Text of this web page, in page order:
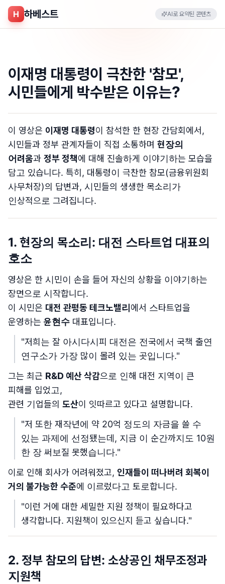
H 하베스트 AI로 요약된 콘텐츠
이재명 대통령이 극찬한 '참모',
시민들에게 박수받은 이유는?
이 영상은 이재명 대통령이 참석한 한 현장 간담회에서,
시민들과 정부 관계자들이 직접 소통하며 현장의
어려움과 정부 정책에 대해 진솔하게 이야기하는 모습을
담고 있습니다. 특히, 대통령이 극찬한 참모(금융위원회
사무처장)의 답변과, 시민들의 생생한 목소리가
인상적으로 그려집니다.
1. 현장의 목소리: 대전 스타트업 대표의
호소
영상은 한 시민이 손을 들어 자신의 상황을 이야기하는
장면으로 시작합니다.
이 시민은 대전 관평동 테크노밸리 에서 스타트업을
운영하는 윤현수 대표입니다.
"저희는 잘 아시다시피 대전은 전국에서 국책 출연
연구소가 가장 많이 몰려 있는 곳입니다."
그는 최근 R&D 예산 삭감으로 인해 대전 지역이 큰
피해를 입었고,
관련 기업들의 도산이 잇따르고 있다고 설명합니다.
"저 또한 재작년에 약 20억 정도의 자금을 쓸 수
있는 과제에 선정됐는데, 지금 이 순간까지도 10원
한 장 써보질 못했습니다."
이로 인해 회사가 어려워졌고, 인재들이 떠나버려 회복이
거의 불가능한 수준에 이르렀다고 토로합니다.
"이런 거에 대한 세밀한 지원 정책이 필요하다고
생각합니다. 지원책이 있으신지 듣고 싶습니다."
2. 정부 참모의 답변: 소상공인 채무조정과
지원책